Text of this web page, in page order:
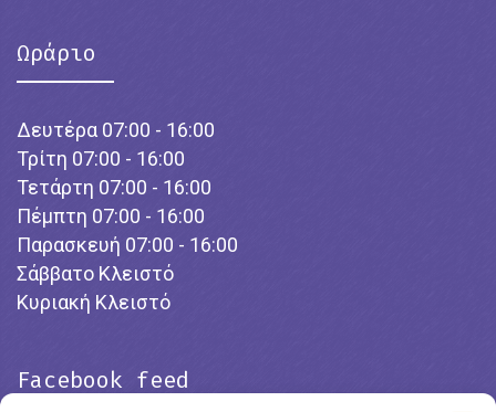
Ωράριο
Δευτέρα 07:00 - 16:00
Τρίτη 07:00 - 16:00
Τετάρτη 07:00 - 16:00
Πέμπτη 07:00 - 16:00
Παρασκευή 07:00 - 16:00
Σάββατο Κλειστό
Κυριακή Κλειστό
Facebook feed